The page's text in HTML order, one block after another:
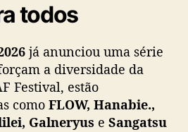
todos
já anunciou uma série
a diversidade da
Festival, estão
como FLOW, Hanabie.,
Galneryus e Sangatsu